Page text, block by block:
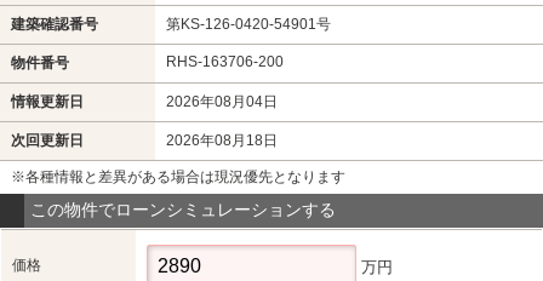
建築確認番号 第KS-126-0420-54901号
物件番号 RHS-163706-200
情報更新日 2026年08月04日
次回更新日 2026年08月18日
※各種情報と差異がある場合は現況優先となります
この物件でローンシミュレーションする
価格 万円